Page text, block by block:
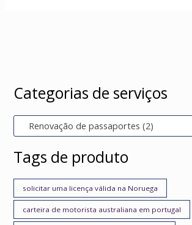
Categorias de serviços
Renovação de passaportes (2)
Tags de produto
solicitar uma licença válida na Noruega
carteira de motorista australiana em portugal